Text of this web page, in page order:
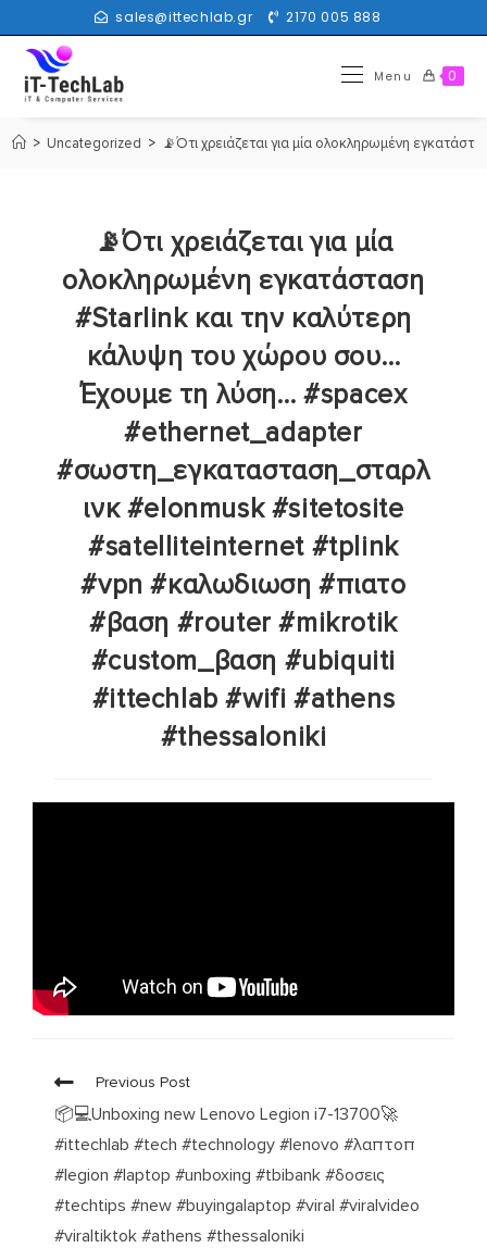
sales@ittechlab.gr 2170 005 888
0
Menu
> Uncategorized > 📡Ότι χρειάζεται για μία ολοκληρωμένη
📡Ότι χρειάζεται για μία
ολοκληρωμένη εγκατάσταση
#Starlink και την καλύτερη
κάλυψη του χώρου σου…
Έχουμε τη λύση… #spacex
#ethernet_adapter
#σωστη_εγκατασταση_σταρλ
ινκ #elonmusk #sitetosite
#satelliteinternet #tplink
#vpn #καλωδιωση #πιατο
#βαση #router #mikrotik
#custom_βαση #ubiquiti
#ittechlab #wifi #athens
#thessaloniki
Previous Post
📦💻Unboxing new Lenovo Legion i7-13700🚀
#ittechlab #tech #technology #lenovo #λαπτοπ
#legion #laptop #unboxing #tbibank #δοσεις
#techtips #new #buyingalaptop #viral #viralvideo
#viraltiktok #athens #thessaloniki